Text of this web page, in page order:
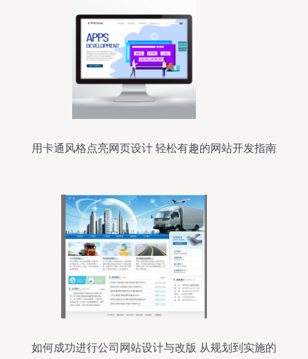
用卡通风格点亮网页设计 轻松有趣的网站开发指南
如何成功进行公司网站设计与改版 从规划到实施的